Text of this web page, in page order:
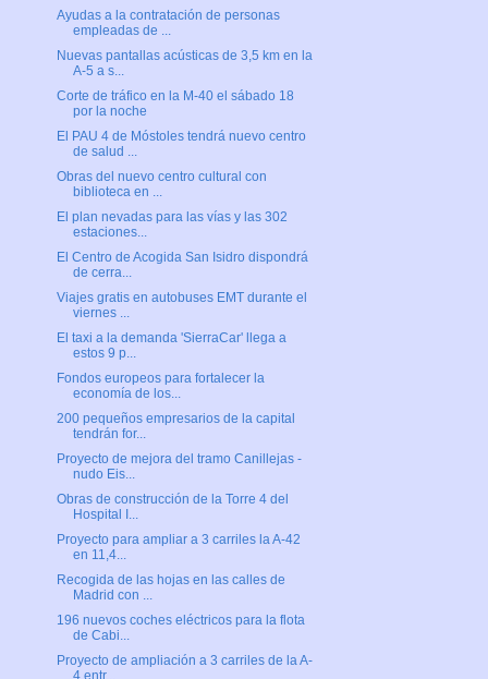
Ayudas a la contratación de personas
empleadas de ...
Nuevas pantallas acústicas de 3,5 km en la
A-5 a s...
Corte de tráfico en la M-40 el sábado 18
por la noche
El PAU 4 de Móstoles tendrá nuevo centro
de salud ...
Obras del nuevo centro cultural con
biblioteca en ...
El plan nevadas para las vías y las 302
estaciones...
El Centro de Acogida San Isidro dispondrá
de cerra...
Viajes gratis en autobuses EMT durante el
viernes ...
El taxi a la demanda 'SierraCar' llega a
estos 9 p...
Fondos europeos para fortalecer la
economía de los...
200 pequeños empresarios de la capital
tendrán for...
Proyecto de mejora del tramo Canillejas -
nudo Eis...
Obras de construcción de la Torre 4 del
Hospital I...
Proyecto para ampliar a 3 carriles la A-42
en 11,4...
Recogida de las hojas en las calles de
Madrid con ...
196 nuevos coches eléctricos para la flota
de Cabi...
Proyecto de ampliación a 3 carriles de la A-